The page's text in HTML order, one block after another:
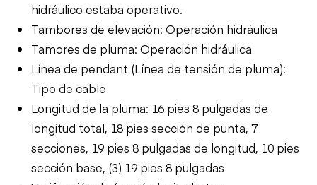
hidráulico estaba operativo.
Tambores de elevación: Operación hidráulica
Tamores de pluma: Operación hidráulica
Línea de pendant (Línea de tensión de pluma):
Tipo de cable
Longitud de la pluma: 16 pies 8 pulgadas de
longitud total, 18 pies sección de punta, 7
secciones, 19 pies 8 pulgadas de longitud, 10 pies
sección base, (3) 19 pies 8 pulgadas